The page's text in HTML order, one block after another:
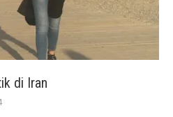
di Iran